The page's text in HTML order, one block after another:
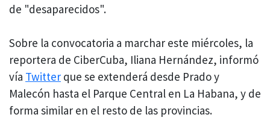
de "desaparecidos".
Sobre la convocatoria a marchar este miércoles, la
reportera de CiberCuba, Iliana Hernández, informó
vía Twitter que se extenderá desde Prado y
Malecón hasta el Parque Central en La Habana, y de
forma similar en el resto de las provincias.